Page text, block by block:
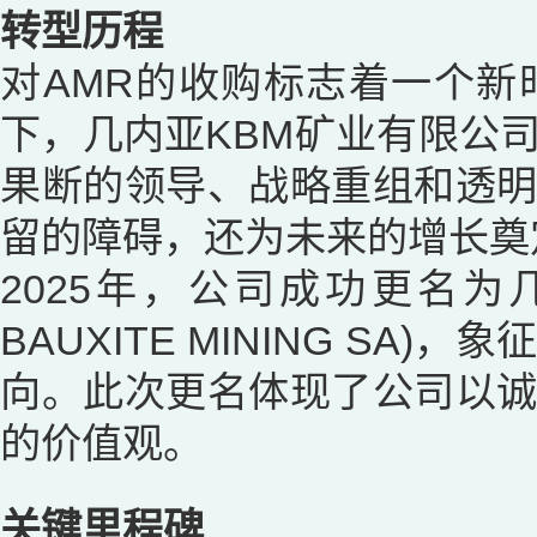
转型历程
对AMR的收购标志着一个
下，几内亚KBM矿业有限公
果断的领导、战略重组和透
留的障碍，还为未来的增长
2025年，公司成功更名为
BAUXITE MINING SA)，象
向。此次更名体现了公司以
的价值观。